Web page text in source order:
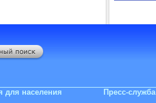
для населения Пресс-служба